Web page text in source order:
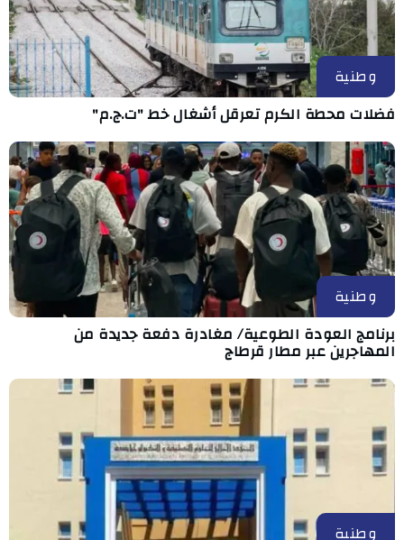
وطنية
فضلات محطة الكرم تعرقل أشغال خط "ت.ج.م"
وطنية
برنامج العودة الطوعية/ مغادرة دفعة جديدة من
المهاجرين عبر مطار قرطاج
وطنية